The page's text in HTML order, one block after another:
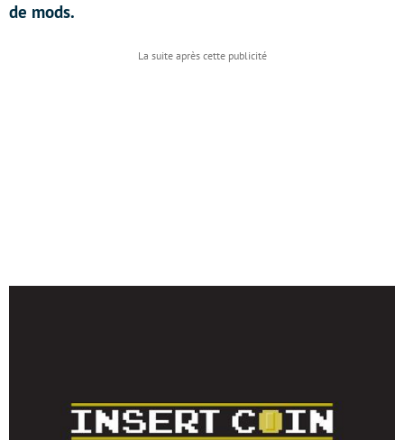
de mods.